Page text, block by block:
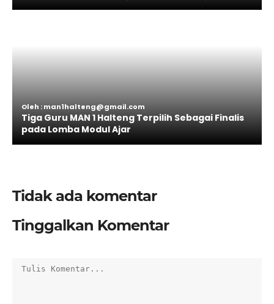
Oleh : man1halteng@gmail.com
Tiga Guru MAN 1 Halteng Terpilih Sebagai Finalis
pada Lomba Modul Ajar
Tidak ada komentar
Tinggalkan Komentar